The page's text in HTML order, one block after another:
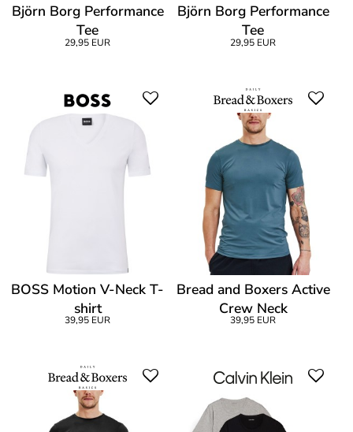
Björn Borg Performance
Tee
29,95 EUR
Björn Borg Performance
Tee
29,95 EUR
BOSS Motion V-Neck T-
shirt
39,95 EUR
Bread and Boxers Active
Crew Neck
39,95 EUR